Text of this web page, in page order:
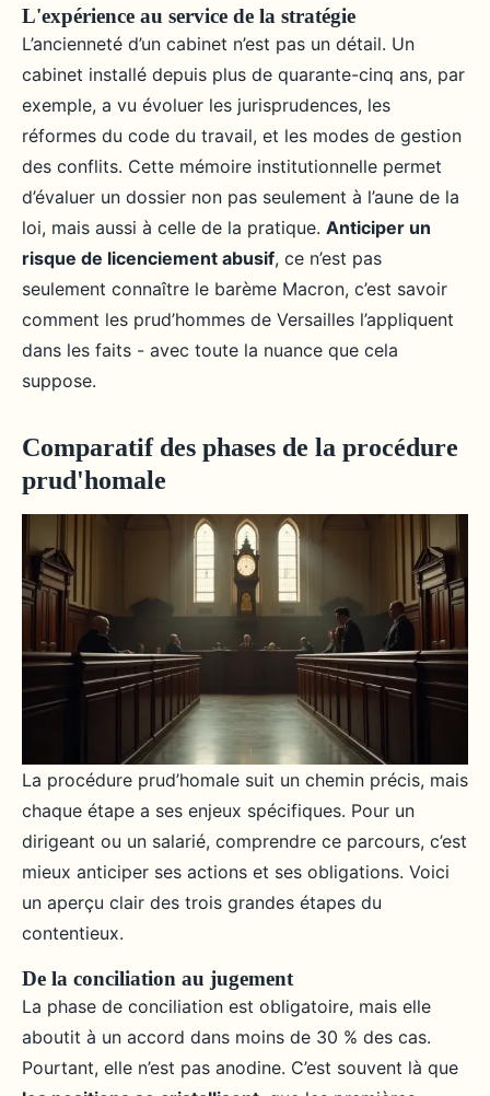
L'expérience au service de la stratégie
L’ancienneté d’un cabinet n’est pas un détail. Un
cabinet installé depuis plus de quarante-cinq ans, par
exemple, a vu évoluer les jurisprudences, les
réformes du code du travail, et les modes de gestion
des conflits. Cette mémoire institutionnelle permet
d’évaluer un dossier non pas seulement à l’aune de la
loi, mais aussi à celle de la pratique. Anticiper un
risque de licenciement abusif, ce n’est pas
seulement connaître le barème Macron, c’est savoir
comment les prud’hommes de Versailles l’appliquent
dans les faits - avec toute la nuance que cela
suppose.
Comparatif des phases de la procédure
prud'homale
La procédure prud’homale suit un chemin précis, mais
chaque étape a ses enjeux spécifiques. Pour un
dirigeant ou un salarié, comprendre ce parcours, c’est
mieux anticiper ses actions et ses obligations. Voici
un aperçu clair des trois grandes étapes du
contentieux.
De la conciliation au jugement
La phase de conciliation est obligatoire, mais elle
aboutit à un accord dans moins de 30 % des cas.
Pourtant, elle n’est pas anodine. C’est souvent là que